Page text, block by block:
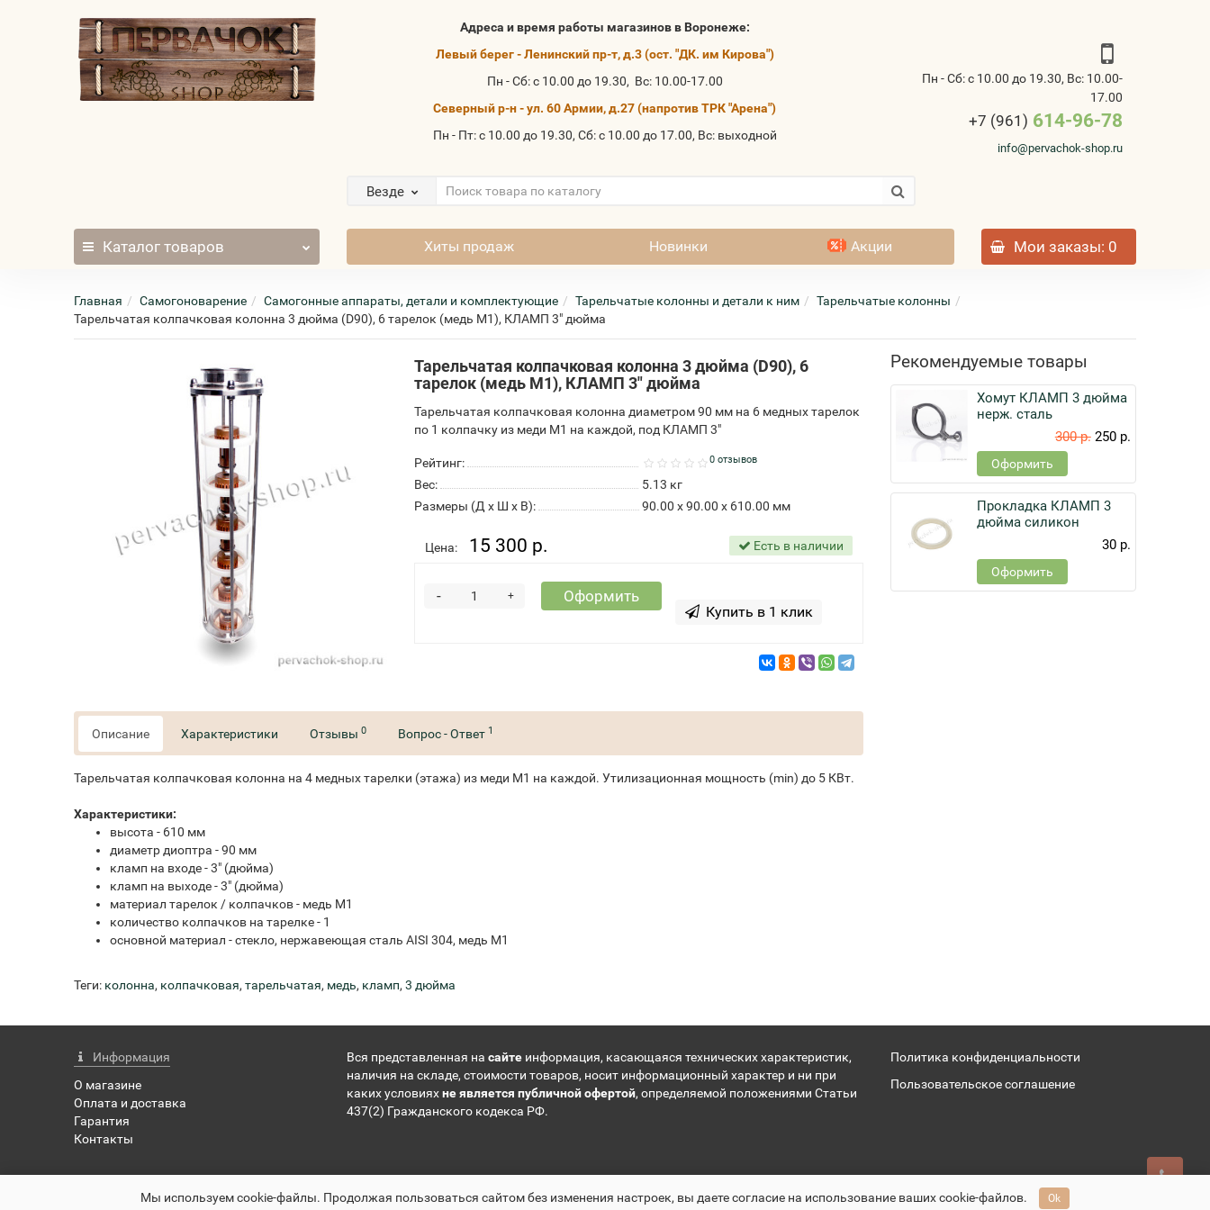
Адреса и время работы магазинов в Воронеже:
Левый берег - Ленинский пр-т, д.3 (ост. "ДК. им Кирова")
Пн - Сб: с 10.00 до 19.30, Вс: 10.00-17.00
Северный р-н - ул. 60 Армии, д.27 (напротив ТРК "Арена")
Пн - Пт: с 10.00 до 19.30, Сб: с 10.00 до 17.00, Вс: выходной
Везде
Пн - Сб: с 10.00 до 19.30, Вс: 10.00-
17.00
+7 (961) 614-96-78
info@pervachok-shop.ru
Каталог товаров Хиты продаж Новинки Акции Мои заказы: 0
Главная Самогоноварение Самогонные аппараты, детали и комплектующие Тарельчатые колонны и детали к ним
Тарельчатые колонны
Тарельчатая колпачковая колонна 3 дюйма (D90), 6 тарелок (медь М1), КЛАМП 3" дюйма
Тарельчатая колпачковая колонна 3 дюйма (D90), 6
тарелок (медь М1), КЛАМП 3" дюйма
Тарельчатая колпачковая колонна диаметром 90 мм на 6 медных тарелок
по 1 колпачку из меди М1 на каждой, под КЛАМП 3"
Рейтинг: 0 отзывов
Вес: 5.13 кг
Размеры (Д x Ш x В):
90.00 x 90.00 x 610.00 мм
Цена: 15 300 р. Есть в наличии
+
- Оформить
Купить в 1 клик
Описание Характеристики Отзывы0 Вопрос - Ответ 1
Тарельчатая колпачковая колонна на 4 медных тарелки (этажа) из меди М1 на каждой. Утилизационная мощность (min) до 5 КВт.
Характеристики:
высота - 610 мм
диаметр диоптра - 90 мм
кламп на входе - 3" (дюйма)
кламп на выходе - 3" (дюйма)
материал тарелок / колпачков - медь М1
количество колпачков на тарелке - 1
основной материал - стекло, нержавеющая сталь AISI 304, медь М1
Теги: колонна, колпачковая,тарельчатая, медь, кламп,3 дюйма
Рекомендуемые товары
Хомут КЛАМП 3 дюйма
нерж. сталь
300 р. 250 р.
Оформить
Прокладка КЛАМП 3
дюйма силикон
30 р.
Оформить
Информация
О магазине
Оплата и доставка
Гарантия
Контакты
Вся представленная на сайтеинформация, касающаяся технических характеристик,
наличия на складе, стоимости товаров, носит информационный характер и ни при
каких условияхне является публичной офертой, определяемой положениями Статьи
437(2) Гражданского кодекса РФ.
Политика конфиденциальности
Пользовательское соглашение
Мы используем cookie-файлы. Продолжая пользоваться сайтом без изменения настроек, вы даете согласие на использование ваших cookie-файлов.
Ok